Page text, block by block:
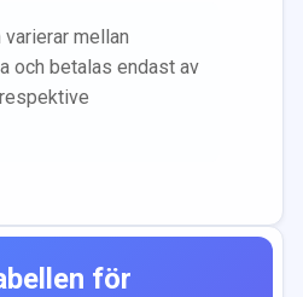
mellan
och betalas endast av
för